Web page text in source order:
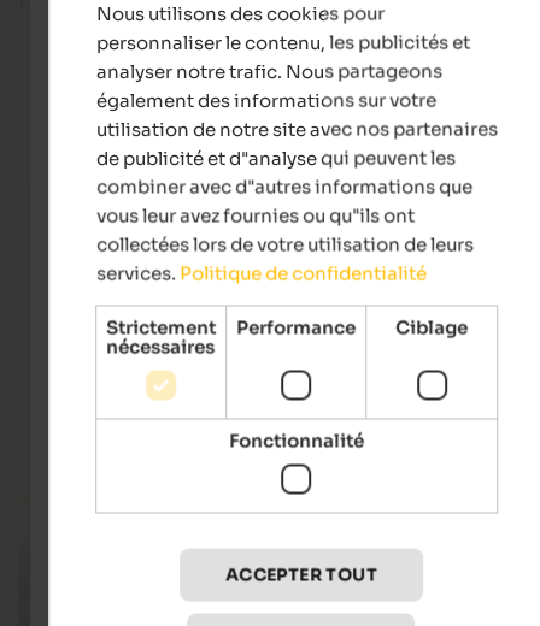
Webcams en direct
Maurerberghütte
Vallée Isarco
Nous utilisons des cookies pour
personnaliser le contenu, les publicités et
analyser notre trafic. Nous partageons
également des informations sur votre
utilisation de notre site avec nos partenaires
de publicité et d"analyse qui peuvent les
combiner avec d"autres informations que
vous leur avez fournies ou qu"ils ont
collectées lors de votre utilisation de leurs
services. Politique de confidentialité
Strictement
nécessaires
Performance Ciblage
Fonctionnalité
ACCEPTER TOUT